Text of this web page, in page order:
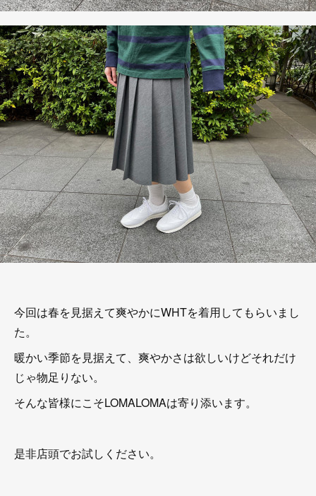
今回は春を見据えて爽やかにWHTを着用してもらいまし
た。
暖かい季節を見据えて、爽やかさは欲しいけどそれだけ
じゃ物足りない。
そんな皆様にこそLOMALOMAは寄り添います。
是非店頭でお試しください。